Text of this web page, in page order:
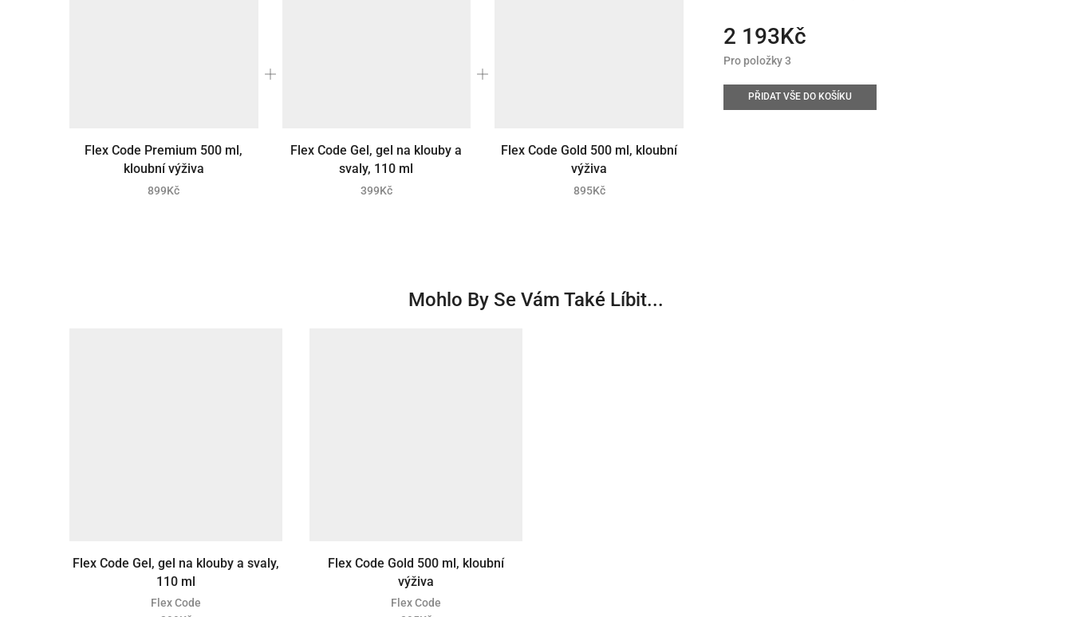
Flex Code Premium 500 ml,
kloubní výživa
899Kč
Flex Code Gel, gel na klouby a
svaly, 110 ml
399Kč
Flex Code Gold 500 ml, kloubní
výživa
895Kč
2 193Kč
Pro položky 3
PŘIDAT VŠE DO KOŠÍKU
Mohlo By Se Vám Také Líbit...
Flex Code Gel, gel na klouby a svaly,
110 ml
Flex Code
Flex Code Gold 500 ml, kloubní
výživa
Flex Code